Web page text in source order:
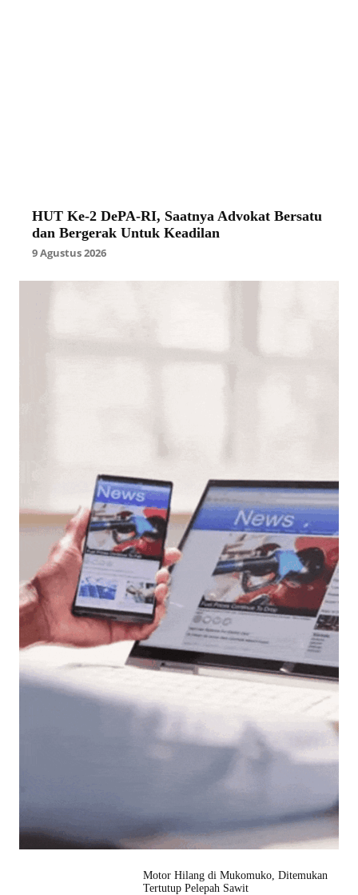
HUT Ke-2 DePA-RI, Saatnya Advokat Bersatu
dan Bergerak Untuk Keadilan
9 Agustus 2026
Motor Hilang di Mukomuko, Ditemukan
Tertutup Pelepah Sawit